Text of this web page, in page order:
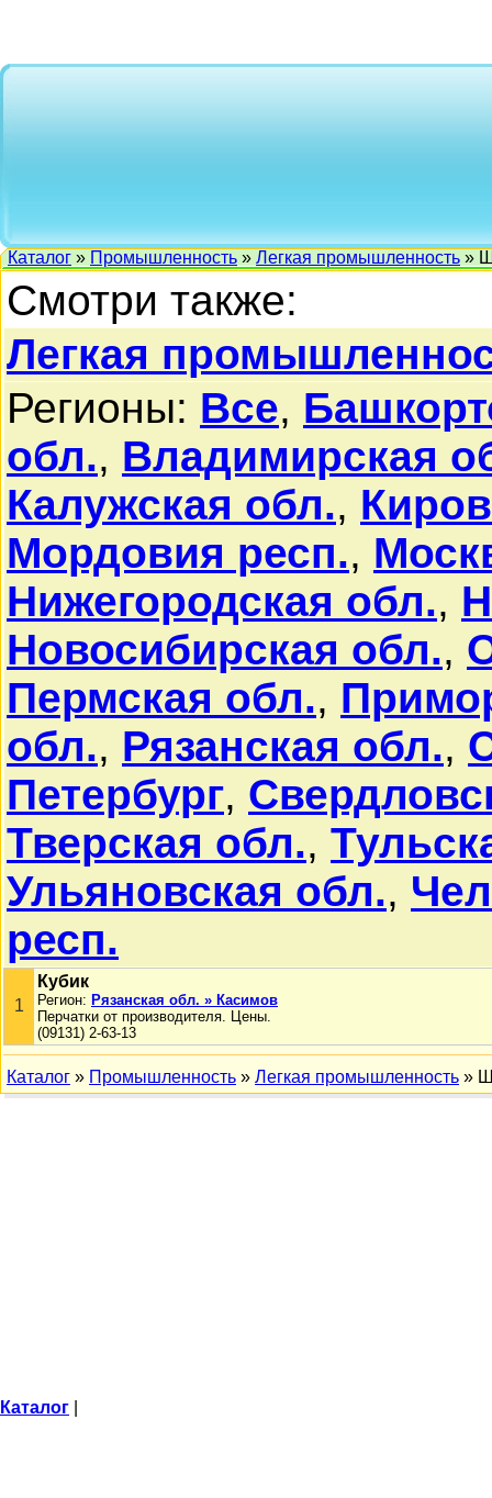
Каталог » Промышленность » Легкая промышленность »
Смотри также:
Легкая
Регионы: Все,
обл., Владимирская
Калужская обл.,
Мордовия респ.,
Нижегородская обл.,
Новосибирская обл.,
Пермская обл.,
обл., Рязанская обл.,
Петербург,
Тверская обл.,
Ульяновская обл.,
респ.
1
Кубик
Регион: Рязанская обл. » Касимов
Перчатки от производителя. Цены.
(09131) 2-63-13
Каталог » Промышленность » Легкая промышленность »
Каталог